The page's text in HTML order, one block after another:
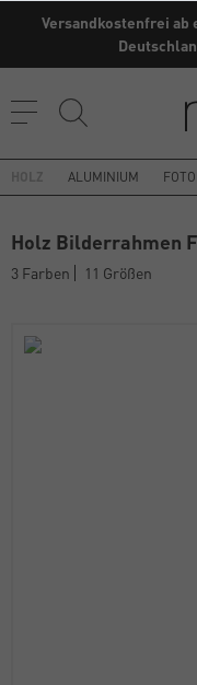
Versandkostenfrei ab
Kaufe
ALUMINIUM
Holz Bilderrahmen
3 Farben 11 Größen